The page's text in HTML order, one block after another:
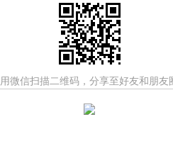
用微信扫描二维码，分享至好友和朋友